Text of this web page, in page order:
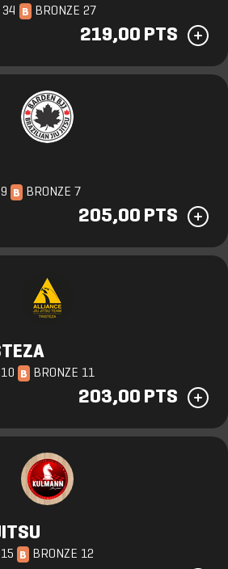
34 B BRONZE 27
219,00 PTS
B BRONZE 7
205,00 PTS
10 B BRONZE 11
203,00 PTS
B BRONZE 12